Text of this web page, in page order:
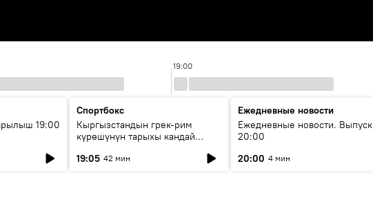
19:00
19:00
Спортбокс
Кыргызстандын грек-рим
күрөшүнүн тарыхы кандай
19:05 42 мин
Ежедневные новости
Ежедневные новости. Выпуск
20:00
20:00 4 мин